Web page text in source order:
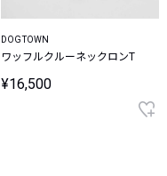
DOGTOWN
ワッフルクルーネックロンT
¥16,500